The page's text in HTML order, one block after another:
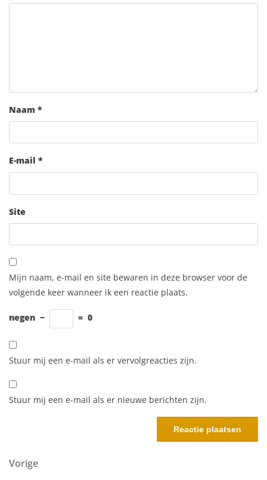
Naam *
E-mail *
Site
Mijn naam, e-mail en site bewaren in deze browser voor de
volgende keer wanneer ik een reactie plaats.
negen − = 0
Stuur mij een e-mail als er vervolgreacties zijn.
Stuur mij een e-mail als er nieuwe berichten zijn.
Berichtnavigatie
Vorig bericht
Vorige